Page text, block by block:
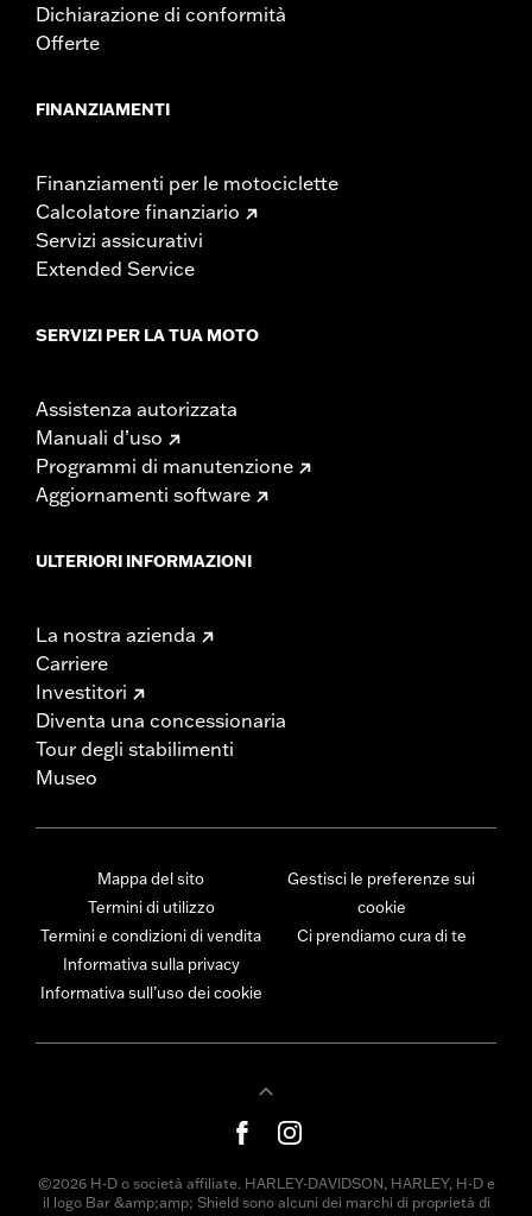
Dichiarazione di conformità
Offerte
FINANZIAMENTI
Finanziamenti per le motociclette
Calcolatore finanziario
Servizi assicurativi
Extended Service
SERVIZI PER LA TUA MOTO
Assistenza autorizzata
Manuali d’uso
Programmi di manutenzione
Aggiornamenti software
ULTERIORI INFORMAZIONI
La nostra azienda
Carriere
Investitori
Diventa una concessionaria
Tour degli stabilimenti
Museo
Mappa del sito
Termini di utilizzo
Termini e condizioni di vendita
Informativa sulla privacy
Informativa sull’uso dei cookie
Gestisci le preferenze sui
cookie
Ci prendiamo cura di te
©2026 H-D o società affiliate. HARLEY-DAVIDSON, HARLEY, H-D e
il logo Bar &amp;amp; Shield sono alcuni dei marchi di proprietà di